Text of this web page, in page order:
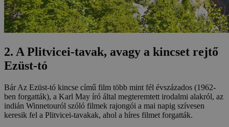
2. A Plitvicei-tavak, avagy a kincset rejtő
Ezüst-tó
Bár Az Ezüst-tó kincse című film több mint fél évszázados (1962-
ben forgatták), a Karl May író által megteremtett irodalmi alakról, az
indián Winnetouról szóló filmek rajongói a mai napig szívesen
keresik fel a Plitvicei-tavakak, ahol a híres filmet forgatták.